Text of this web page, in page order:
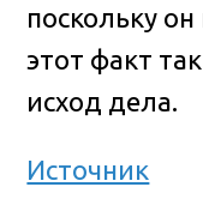
поскольку
этот факт
исход дела.
Источник